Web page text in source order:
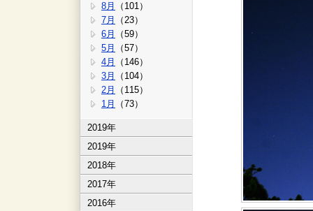
8月
（101）
7月
（23）
6月
（59）
5月
（57）
4月
（146）
3月
（104）
2月
（115）
1月
（73）
2019年
2019年
2018年
2017年
2016年